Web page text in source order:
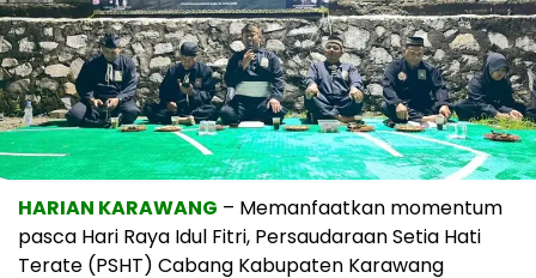
HARIAN KARAWANG – Memanfaatkan momentum
pasca Hari Raya Idul Fitri, Persaudaraan Setia Hati
Terate (PSHT) Cabang Kabupaten Karawang